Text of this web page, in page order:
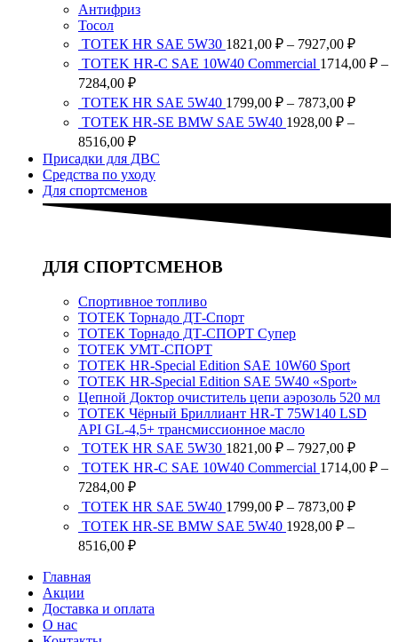
Антифриз
Тосол
ТОТЕК HR SAE 5W30 1821,00 ₽ – 7927,00 ₽
цен:
TOTEK HR-C SAE 10W40 Commercial 1714,00 ₽ –
7284,00 ₽Диапазон
цен:
1714,00 ₽
–
ТОТЕК HR SAE 5W40 1799,00 ₽ – 7873,00 ₽
ТОТЕК HR-SE BMW SAE 5W40 1928,00 ₽ –
8516,00 ₽Диапазон
цен:
1928,00 ₽
–
8516,00 ₽
Присадки для ДВС
Средства по уходу
Для спортсменов
ДЛЯ СПОРТСМЕНОВ
Спортивное топливо
ТОТЕК Торнадо ДТ-Спорт
ТОТЕК Торнадо ДТ-СПОРТ Супер
ТОТЕК УМТ-СПОРТ
TOTEK HR-Special Edition SAE 10W60 Sport
TOTEK HR-Special Edition SAE 5W40 «Sport»
Цепной Доктор очиститель цепи аэрозоль 520 мл
ТОТЕК Чёрный Бриллиант HR-T 75W140 LSD
API GL-4,5+ трансмиссионное масло
ТОТЕК HR SAE 5W30 1821,00 ₽ – 7927,00 ₽
цен:
TOTEK HR-C SAE 10W40 Commercial 1714,00 ₽ –
7284,00 ₽Диапазон
цен:
1714,00 ₽
–
ТОТЕК HR SAE 5W40 1799,00 ₽ – 7873,00 ₽
ТОТЕК HR-SE BMW SAE 5W40 1928,00 ₽ –
8516,00 ₽Диапазон
8516,00 ₽
Главная
Акции
Доставка и оплата
О нас